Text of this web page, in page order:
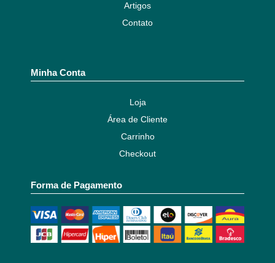
Artigos
Contato
Minha Conta
Loja
Área de Cliente
Carrinho
Checkout
Forma de Pagamento